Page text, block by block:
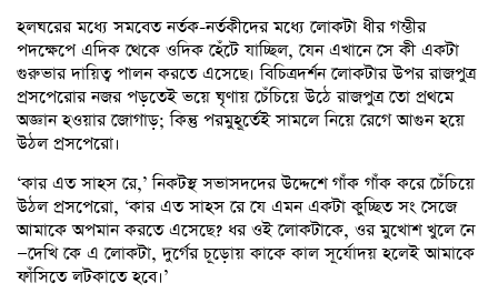
হলঘরের মধ্যে সমবেত নর্তক-নর্তকীদের মধ্যে লোকটা ধীর গম্ভীর
পদক্ষেপে এদিক থেকে ওদিক হেঁটে যাচ্ছিল, যেন এখানে সে কী একটা
গুরুভার দায়িত্ব পালন করতে এসেছে। বিচিত্রদর্শন লোকটার উপর রাজপুত্র
প্রসপেরোর নজর পড়তেই ভয়ে ঘৃণায় চেঁচিয়ে উঠে রাজপুত্র তো প্রথমে
অজ্ঞান হওয়ার জোগাড়; কিন্তু পরমুহূর্তেই সামলে নিয়ে রেগে আগুন হয়ে
উঠল প্রসপেরো।
‘কার এত সাহস রে,’ নিকটস্থ সভাসদদের উদ্দেশে গাঁক গাঁক করে চেঁচিয়ে
উঠল প্রসপেরো, ‘কার এত সাহস রে যে এমন একটা কুচ্ছিত সং সেজে
আমাকে অপমান করতে এসেছে? ধর ওই লোকটাকে, ওর মুখোশ খুলে নে
—দেখি কে এ লোকটা, দুর্গের চূড়োয় কাকে কাল সূর্যোদয় হলেই আমাকে
ফাঁসিতে লটকাতে হবে।’